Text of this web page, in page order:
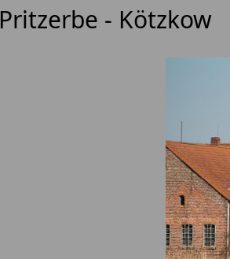
Pritzerbe - Kötzkow